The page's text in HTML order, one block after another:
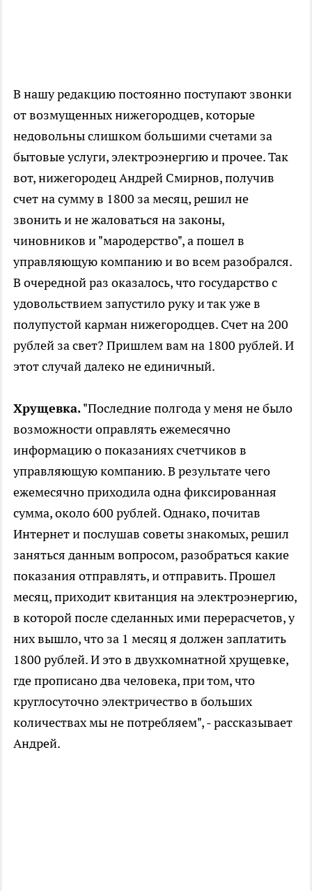
В нашу редакцию постоянно поступают звонки
от возмущенных нижегородцев, которые
недовольны слишком большими счетами за
бытовые услуги, электроэнергию и прочее. Так
вот, нижегородец Андрей Смирнов, получив
счет на сумму в 1800 за месяц, решил не
звонить и не жаловаться на законы,
чиновников и "мародерство", а пошел в
управляющую компанию и во всем разобрался.
В очередной раз оказалось, что государство с
удовольствием запустило руку и так уже в
полупустой карман нижегородцев. Счет на 200
рублей за свет? Пришлем вам на 1800 рублей. И
этот случай далеко не единичный.
Хрущевка."Последние полгода у меня не было
возможности оправлять ежемесячно
информацию о показаниях счетчиков в
управляющую компанию. В результате чего
ежемесячно приходила одна фиксированная
сумма, около 600 рублей. Однако, почитав
Интернет и послушав советы знакомых, решил
заняться данным вопросом, разобраться какие
показания отправлять, и отправить. Прошел
месяц, приходит квитанция на электроэнергию,
в которой после сделанных ими перерасчетов, у
них вышло, что за 1 месяц я должен заплатить
1800 рублей. И это в двухкомнатной хрущевке,
где прописано два человека, при том, что
круглосуточно электричество в больших
количествах мы не потребляем", - рассказывает
Андрей.